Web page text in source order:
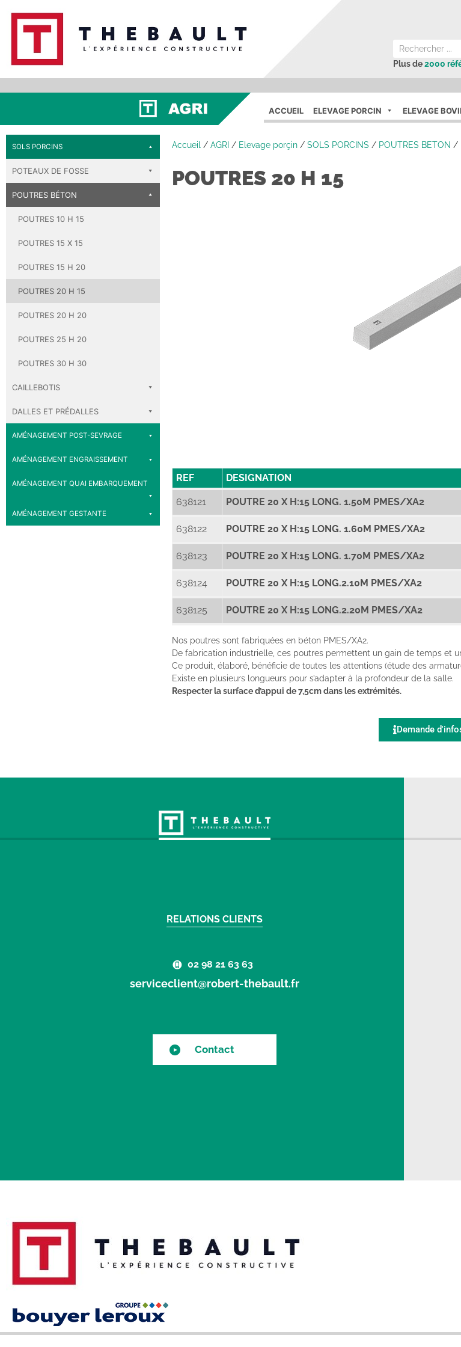
Plus de2000
ACCUEIL ELEVAGE PORCIN ELEVAGE
SOLS PORCINS
POTEAUX DE FOSSE
POUTRES BÉTON
POUTRES 10 H 15
POUTRES 15 X 15
POUTRES 15 H 20
POUTRES 20 H 15
POUTRES 20 H 20
POUTRES 25 H 20
POUTRES 30 H 30
CAILLEBOTIS
DALLES ET PRÉDALLES
AMÉNAGEMENT POST-SEVRAGE
AMÉNAGEMENT ENGRAISSEMENT
AMÉNAGEMENT QUAI EMBARQUEMENT
AMÉNAGEMENT GESTANTE
Accueil / AGRI / Elevage porçin / SOLS PORCINS / POUTRES BETON /
POUTRES 20 H 15
REF DESIGNATION
638121 POUTRE 20 X H:15 LONG. 1.50M PMES/XA2
638122 POUTRE 20 X H:15 LONG. 1.60M PMES/XA2
638123 POUTRE 20 X H:15 LONG. 1.70M PMES/XA2
638124 POUTRE 20 X H:15 LONG.2.10M PMES/XA2
638125 POUTRE 20 X H:15 LONG.2.20M PMES/XA2
Nos poutres sont fabriquées en béton PMES/XA2.
De fabrication industrielle, ces poutres permettent un gain de temps et
Ce produit, élaboré, bénéficie de toutes les attentions (étude des
Existe en plusieurs longueurs pour s’adapter à la profondeur de la salle.
Respecter la surface d’appui de 7,5cm dans les extrémités.
Demande
RELATIONS CLIENTS
02 98 21 63 63
serviceclient@robert-thebault.fr
Contact